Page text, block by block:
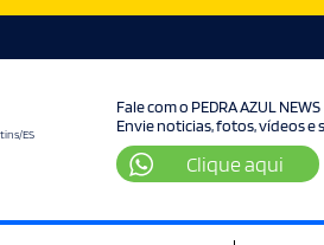
ES
Fale com o PEDRA AZUL NEWS
Envie noticias, fotos, vídeos e
Clique aqui